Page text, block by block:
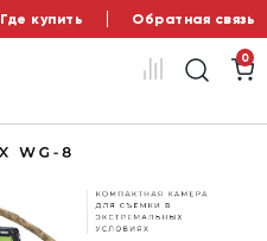
Где купить Обратная связь
0